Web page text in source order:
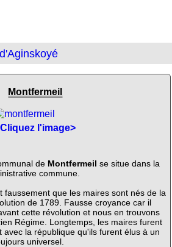
Montfermeil
l'image>
de Montfermeil se situe dans la
commune.
faussement que les maires sont nés de la
de 1789. Fausse croyance car il
cette révolution et nous en trouvons
Régime. Longtemps, les maires furent
avec la république qu'ils furent élus à un
universel.